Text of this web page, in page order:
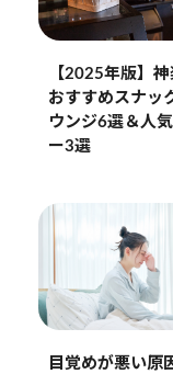
【2025年版】
おすすめスナッ
ウンジ6選＆人
ー3選
目覚めが悪い原